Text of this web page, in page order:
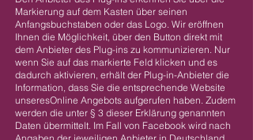
Markierung auf dem Kasten über seinen
Anfangsbuchstaben oder das Logo. Wir eröffnen
Ihnen die Möglichkeit, über den Button direkt mit
dem Anbieter des Plug-ins zu kommunizieren. Nur
wenn Sie auf das markierte Feld klicken und es
dadurch aktivieren, erhält der Plug-in-Anbieter die
Information, dass Sie die entsprechende Website
unseresOnline Angebots aufgerufen haben. Zudem
werden die unter § 3 dieser Erklärung genannten
Daten übermittelt. Im Fall von Facebook wird nach